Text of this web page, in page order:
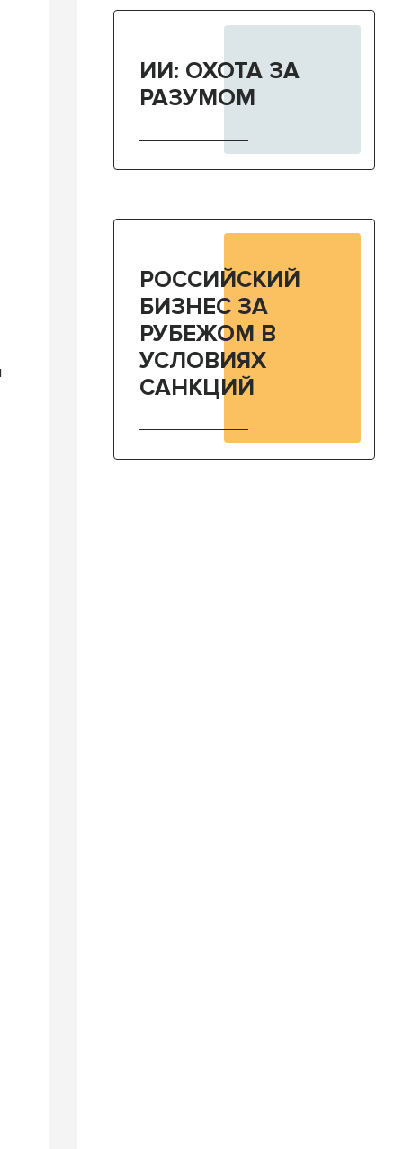
ИИ: ОХОТА ЗА
РАЗУМОМ
РОССИЙСКИЙ
БИЗНЕС ЗА
РУБЕЖОМ В
УСЛОВИЯХ
САНКЦИЙ